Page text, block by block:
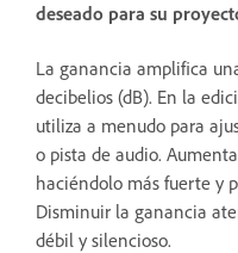
deseado para su
La ganancia amplifica
decibelios (dB). En la
utiliza a menudo para
o pista de audio.
haciéndolo más fuerte y
Disminuir la ganancia
débil y silencioso.